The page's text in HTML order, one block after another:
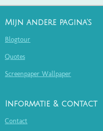
Mijn andere pagina's
Blogtour
Quotes
Screenpaper Wallpaper
Informatie & contact
Contact